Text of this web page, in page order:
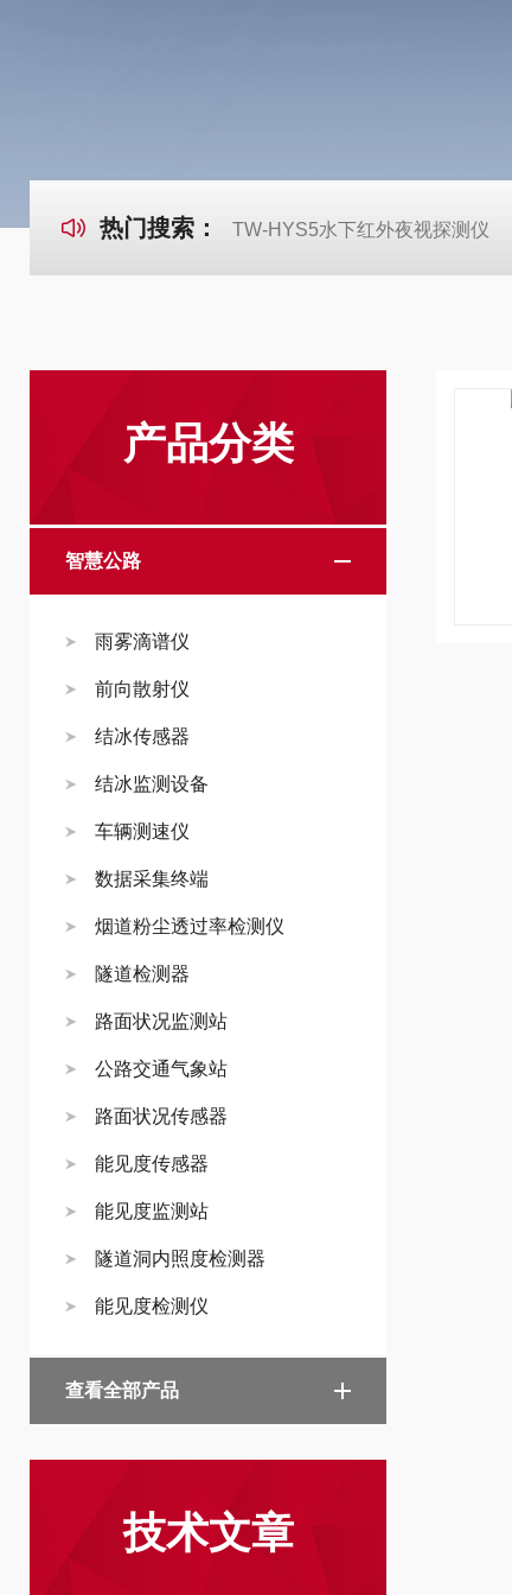
热门搜索： TW-HYS5水下红外夜视探测仪
产品分类
智慧公路
雨雾滴谱仪
前向散射仪
结冰传感器
结冰监测设备
车辆测速仪
数据采集终端
烟道粉尘透过率检测仪
隧道检测器
路面状况监测站
公路交通气象站
路面状况传感器
能见度传感器
能见度监测站
隧道洞内照度检测器
能见度检测仪
查看全部产品
技术文章